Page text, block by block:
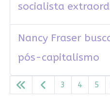
socialista
Nancy Fraser
pós-capitalismo
3 4 5